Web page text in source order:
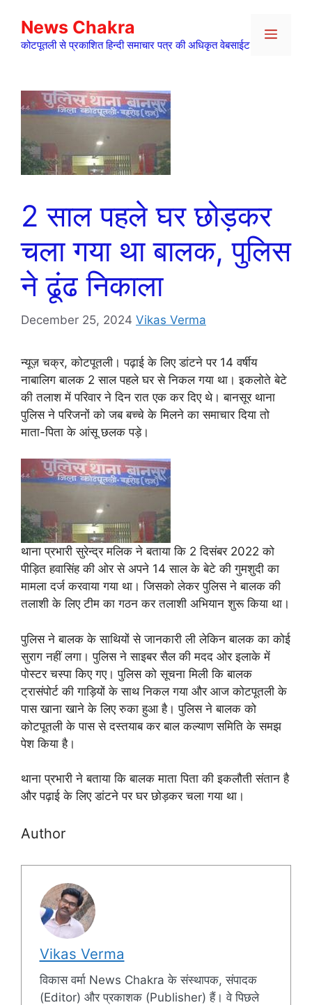
content
News Chakra
कोटपूतली से प्रकाशित हिन्दी समाचार पत्र की अधिकृत वेबसाईट
Menu
2 साल पहले घर छोड़कर
चला गया था बालक, पुलिस
ने ढूंढ निकाला
December 25, 2024 Vikas Verma
न्यूज़ चक्र, कोटपूतली। पढ़ाई के लिए डांटने पर 14 वर्षीय
नाबालिग बालक 2 साल पहले घर से निकल गया था। इकलोते बेटे
की तलाश में परिवार ने दिन रात एक कर दिए थे। बानसूर थाना
पुलिस ने परिजनों को जब बच्चे के मिलने का समाचार दिया तो
माता-पिता के आंसू छलक पड़े।
थाना प्रभारी सुरेन्द्र मलिक ने बताया कि 2 दिसंबर 2022 को
पीड़ित हवासिंह की ओर से अपने 14 साल के बेटे की गुमशुदी का
मामला दर्ज करवाया गया था। जिसको लेकर पुलिस ने बालक की
तलाशी के लिए टीम का गठन कर तलाशी अभियान शुरू किया था।
पुलिस ने बालक के साथियों से जानकारी ली लेकिन बालक का कोई
सुराग नहीं लगा। पुलिस ने साइबर सैल की मदद ओर इलाके में
पोस्टर चस्पा किए गए। पुलिस को सूचना मिली कि बालक
ट्रासंपोर्ट की गाड़ियों के साथ निकल गया और आज कोटपूतली के
पास खाना खाने के लिए रुका हुआ है। पुलिस ने बालक को
कोटपूतली के पास से दस्तयाब कर बाल कल्याण समिति के समझ
पेश किया है।
थाना प्रभारी ने बताया कि बालक माता पिता की इकलौती संतान है
और पढ़ाई के लिए डांटने पर घर छोड़कर चला गया था।
Author
Vikas Verma
विकास वर्मा News Chakra के संस्थापक, संपादक
(Editor) और प्रकाशक (Publisher) हैं। वे पिछले